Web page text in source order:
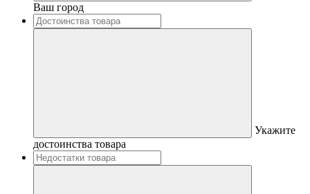
Ваш город
Укажите
достоинства товара